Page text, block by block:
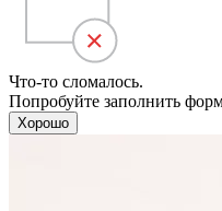
Что-то сломалось.
Попробуйте заполнить
Хорошо